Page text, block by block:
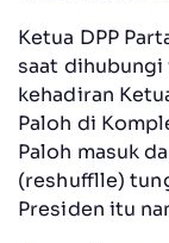
Ketua DPP
saat
kehadiran
Paloh di
Paloh masuk
(reshufflle)
Presiden itu